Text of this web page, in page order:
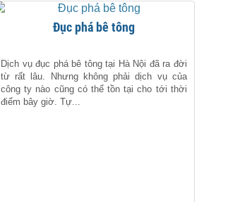
Đục phá bê tông
Dịch vụ đục phá bê tông tại Hà Nội đã ra đời
từ rất lâu. Nhưng không phải dịch vụ của
công ty nào cũng có thể tồn tại cho tới thời
điểm bây giờ. Tự...